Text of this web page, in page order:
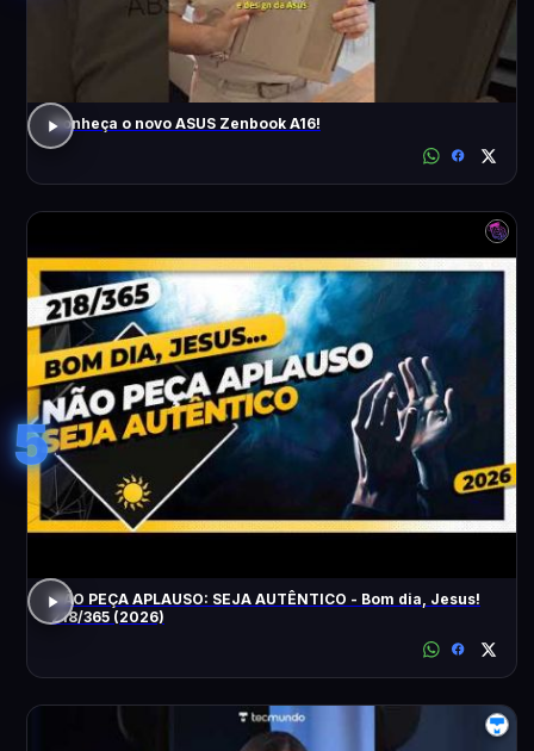
Conheça o novo ASUS Zenbook A16!
5
NÃO PEÇA APLAUSO: SEJA AUTÊNTICO - Bom dia, Jesus!
218/365 (2026)